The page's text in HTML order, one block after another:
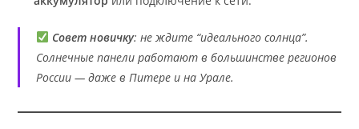
Совет новичку: не ждите “идеального солнца”.
Солнечные панели работают в большинстве регионов
России — даже в Питере и на Урале.